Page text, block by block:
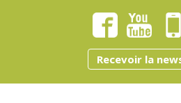
Recevoir la